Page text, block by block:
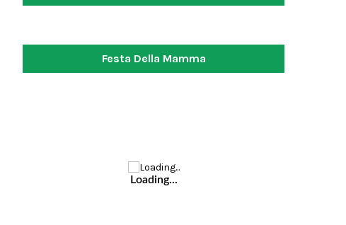
Festa Della Mamma
Loading...